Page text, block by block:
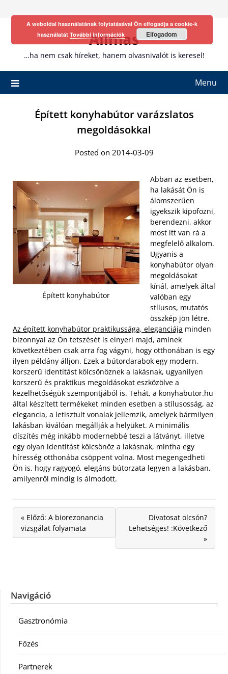
Allmas
…ha nem csak híreket, hanem olvasnivalót is keresel!
Menu
Épített konyhabútor varázslatos
megoldásokkal
Posted on 2014-03-09
Épített konyhabútor
Abban az esetben,
ha lakását Ön is
álomszerűen
igyekszik kipofozni,
berendezni, akkor
most itt van rá a
megfelelő alkalom.
Ugyanis a
konyhabútor olyan
megoldásokat
kínál, amelyek által
valóban egy
stílusos, mutatós
összkép jön létre.
Az épített konyhabútor praktikussága, eleganciája minden
bizonnyal az Ön tetszését is elnyeri majd, aminek
következtében csak arra fog vágyni, hogy otthonában is egy
ilyen példány álljon. Ezek a bútordarabok egy modern,
korszerű identitást kölcsönöznek a lakásnak, ugyanilyen
korszerű és praktikus megoldásokat eszközölve a
kezelhetőségük szempontjából is. Tehát, a konyhabutor.hu
által készített termékeket minden esetben a stílusosság, az
elegancia, a letisztult vonalak jellemzik, amelyek bármilyen
lakásban kiválóan megállják a helyüket. A minimális
díszítés még inkább modernebbé teszi a látványt, illetve
egy olyan identitást kölcsönöz a lakásnak, mintha egy
híresség otthonába csöppent volna. Most megengedheti
Ön is, hogy ragyogó, elegáns bútorzata legyen a lakásban,
amilyenről mindig is álmodott.
« Előző: A biorezonancia
vizsgálat folyamata
Divatosat olcsón?
Lehetséges! :Következő
»
Navigáció
Gasztronómia
Főzés
Partnerek
A weboldal használatának folytatásával Ön elfogadja a cookie-k
használatát További információk Elfogadom